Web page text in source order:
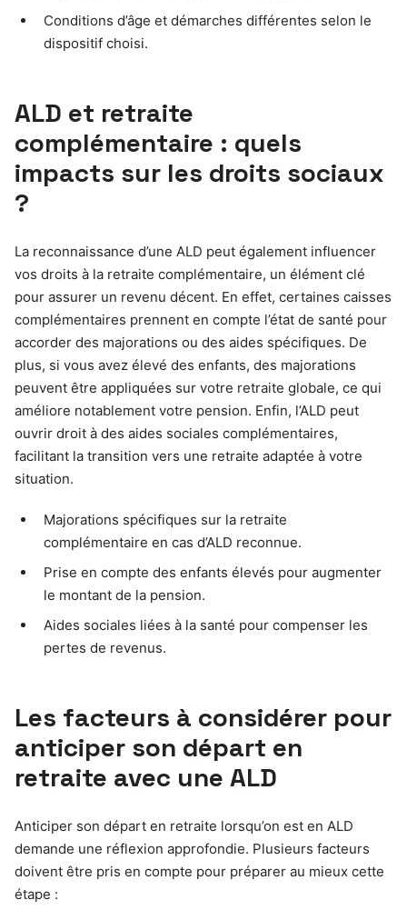
Conditions d’âge et démarches différentes selon le
dispositif choisi.
ALD et retraite
complémentaire : quels
impacts sur les droits sociaux
?
La reconnaissance d’une ALD peut également influencer
vos droits à la retraite complémentaire, un élément clé
pour assurer un revenu décent. En effet, certaines caisses
complémentaires prennent en compte l’état de santé pour
accorder des majorations ou des aides spécifiques. De
plus, si vous avez élevé des enfants, des majorations
peuvent être appliquées sur votre retraite globale, ce qui
améliore notablement votre pension. Enfin, l’ALD peut
ouvrir droit à des aides sociales complémentaires,
facilitant la transition vers une retraite adaptée à votre
situation.
Majorations spécifiques sur la retraite
complémentaire en cas d’ALD reconnue.
Prise en compte des enfants élevés pour augmenter
le montant de la pension.
Aides sociales liées à la santé pour compenser les
pertes de revenus.
Les facteurs à considérer pour
anticiper son départ en
retraite avec une ALD
Anticiper son départ en retraite lorsqu’on est en ALD
demande une réflexion approfondie. Plusieurs facteurs
doivent être pris en compte pour préparer au mieux cette
étape :